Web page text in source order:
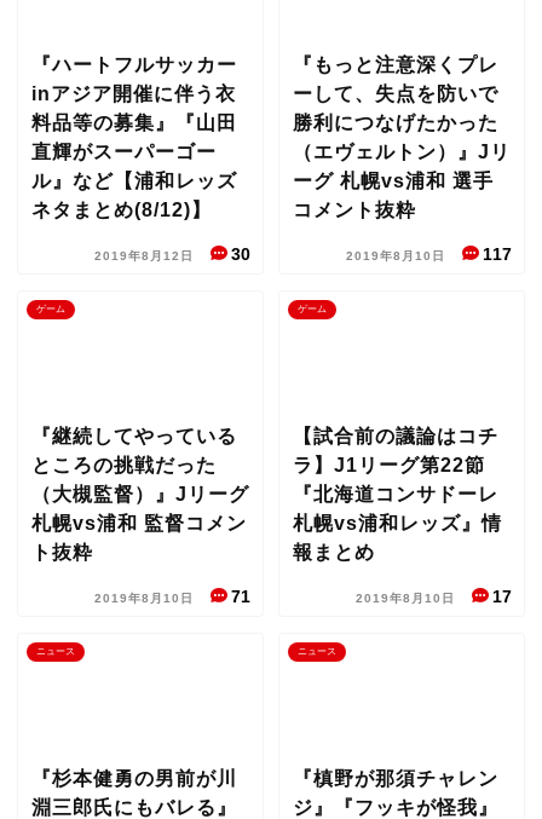
『ハートフルサッカー
inアジア開催に伴う衣
料品等の募集』『山田
直輝がスーパーゴー
ル』など【浦和レッズ
ネタまとめ(8/12)】
2019年8月12日 30
『もっと注意深くプレ
ーして、失点を防いで
勝利につなげたかった
（エヴェルトン）』Jリ
ーグ 札幌vs浦和 選手
コメント抜粋
2019年8月10日 117
ゲーム
『継続してやっている
ところの挑戦だった
（大槻監督）』Jリーグ
札幌vs浦和 監督コメン
ト抜粋
2019年8月10日 71
ゲーム
【試合前の議論はコチ
ラ】J1リーグ第22節
『北海道コンサドーレ
札幌vs浦和レッズ』情
報まとめ
2019年8月10日 17
ニュース
『杉本健勇の男前が川
淵三郎氏にもバレる』
ニュース
『槙野が那須チャレン
ジ』『フッキが怪我』